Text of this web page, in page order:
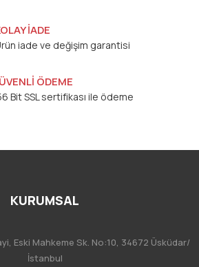
İADE
iade ve değişim garantisi
ÖDEME
Bit SSL sertifikası ile ödeme
KURUMSAL
Eski Mahkeme Sk. No:10, 34672 Üsküdar/
İstanbul